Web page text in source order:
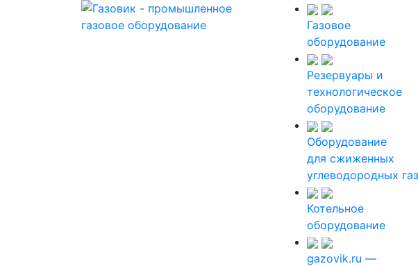
Газовое
оборудование
Резервуары и
технологическое
оборудование
Оборудование
для сжиженных
углеводородных
Котельное
оборудование
gazovik.ru —